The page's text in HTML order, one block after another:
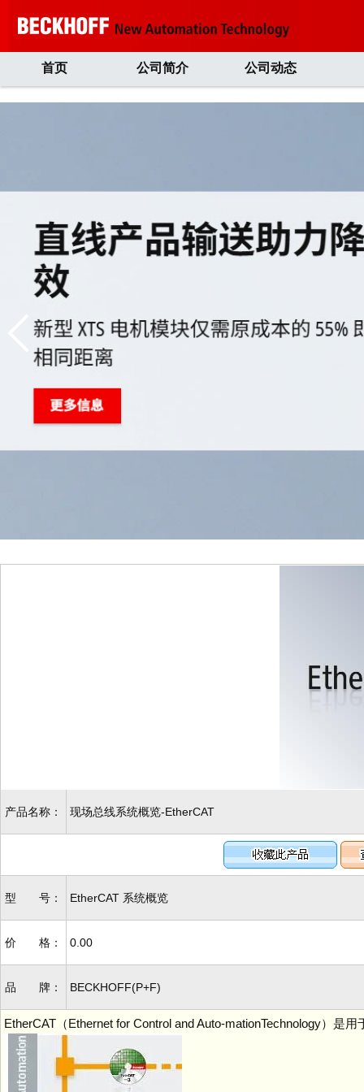
首页 公司简介 公司动态
产品名称： 现场总线系统概览-EtherCAT
型 号： EtherCAT 系统概览
价 格： 0.00
品 牌： BECKHOFF(P+F)
EtherCAT（Ethernet for Control and Auto-mationTechnology）是